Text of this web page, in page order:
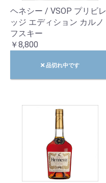
ヘネシー / VSOP プリビレ
ッジ エディション カルノ
フスキー
￥8,800
品切れ中です